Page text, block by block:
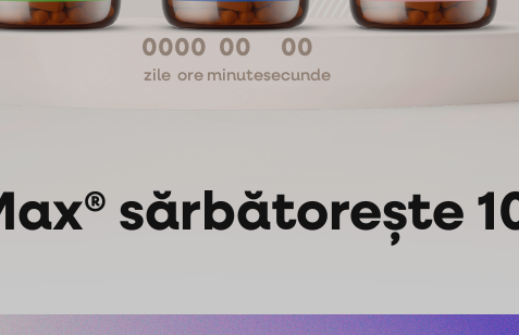
00
zile
00
ore
00
minute
00
secunde
sărbătorește